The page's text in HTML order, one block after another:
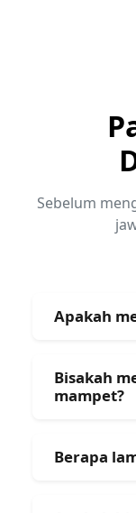
Sebelum
Apakah
Bisakah
mampet?
Berapa